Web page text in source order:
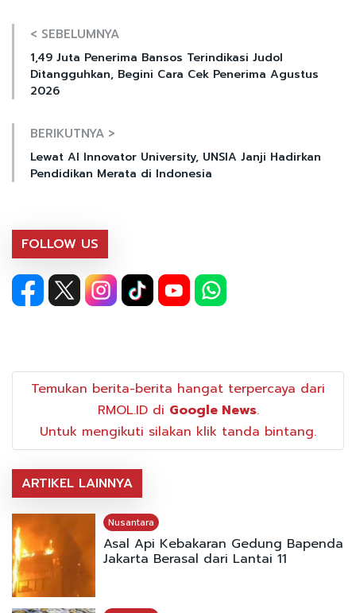
< SEBELUMNYA
1,49 Juta Penerima Bansos Terindikasi Judol
Ditangguhkan, Begini Cara Cek Penerima Agustus
2026
BERIKUTNYA >
Lewat AI Innovator University, UNSIA Janji Hadirkan
Pendidikan Merata di Indonesia
FOLLOW US
Temukan berita-berita hangat terpercaya dari
RMOL.ID di Google News.
Untuk mengikuti silakan klik tanda bintang.
ARTIKEL LAINNYA
Nusantara
Asal Api Kebakaran Gedung Bapenda
Jakarta Berasal dari Lantai 11